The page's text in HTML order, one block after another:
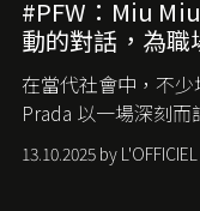
#PFW：Miu
動的對話，為
在當代社會中，不
Prada 以一場深刻而
13.10.2025 by